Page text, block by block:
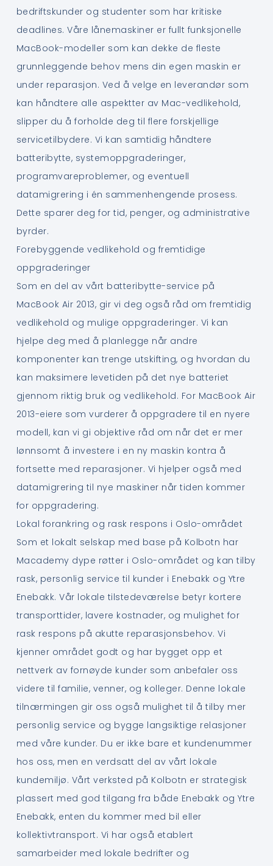
bedriftskunder og studenter som har kritiske
deadlines. Våre lånemaskiner er fullt funksjonelle
MacBook-modeller som kan dekke de fleste
grunnleggende behov mens din egen maskin er
under reparasjon. Ved å velge en leverandør som
kan håndtere alle aspektter av Mac-vedlikehold,
slipper du å forholde deg til flere forskjellige
servicetilbydere. Vi kan samtidig håndtere
batteribytte, systemoppgraderinger,
programvareproblemer, og eventuell
datamigrering i én sammenhengende prosess.
Dette sparer deg for tid, penger, og administrative
byrder.
Forebyggende vedlikehold og fremtidige
oppgraderinger
Som en del av vårt batteribytte-service på
MacBook Air 2013, gir vi deg også råd om fremtidig
vedlikehold og mulige oppgraderinger. Vi kan
hjelpe deg med å planlegge når andre
komponenter kan trenge utskifting, og hvordan du
kan maksimere levetiden på det nye batteriet
gjennom riktig bruk og vedlikehold. For MacBook Air
2013-eiere som vurderer å oppgradere til en nyere
modell, kan vi gi objektive råd om når det er mer
lønnsomt å investere i en ny maskin kontra å
fortsette med reparasjoner. Vi hjelper også med
datamigrering til nye maskiner når tiden kommer
for oppgradering.
Lokal forankring og rask respons i Oslo-området
Som et lokalt selskap med base på Kolbotn har
Macademy dype røtter i Oslo-området og kan tilby
rask, personlig service til kunder i Enebakk og Ytre
Enebakk. Vår lokale tilstedeværelse betyr kortere
transporttider, lavere kostnader, og mulighet for
rask respons på akutte reparasjonsbehov. Vi
kjenner området godt og har bygget opp et
nettverk av fornøyde kunder som anbefaler oss
videre til familie, venner, og kolleger. Denne lokale
tilnærmingen gir oss også mulighet til å tilby mer
personlig service og bygge langsiktige relasjoner
med våre kunder. Du er ikke bare et kundenummer
hos oss, men en verdsatt del av vårt lokale
kundemiljø. Vårt verksted på Kolbotn er strategisk
plassert med god tilgang fra både Enebakk og Ytre
Enebakk, enten du kommer med bil eller
kollektivtransport. Vi har også etablert
samarbeider med lokale bedrifter og